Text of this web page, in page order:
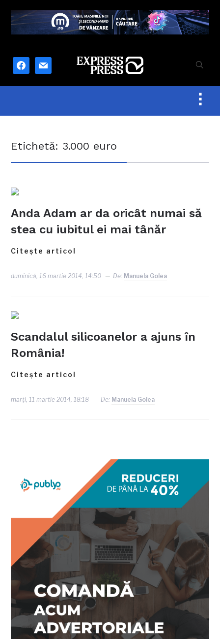
facebook
mail
Etichetă: 3.000 euro
Anda Adam ar da oricât numai să
stea cu iubitul ei mai tânăr
Citește articol
duminică, 16 martie 2014, 14:50 De: Manuela Golea
Scandalul silicoanelor a ajuns în
România!
Citește articol
marți, 11 martie 2014, 18:18 De: Manuela Golea